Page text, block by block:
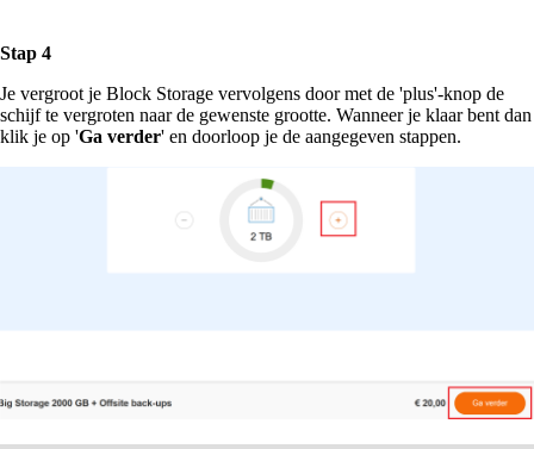
Stap 4
Je vergroot je Block Storage vervolgens door met de 'plus'-knop de
schijf te vergroten naar de gewenste grootte. Wanneer je klaar bent dan
klik je op 'Ga verder' en doorloop je de aangegeven stappen.